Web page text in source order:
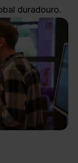
duradouro.